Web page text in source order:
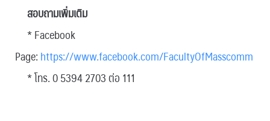
สอบถามเพิ่มเติม
* Facebook
Page:https://www.facebook.com/FacultyOfMasscomm
* โทร. 0 5394 2703 ต่อ 111